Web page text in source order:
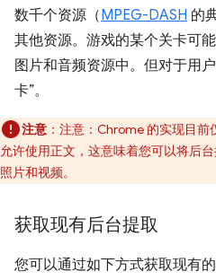
数千个资源（MPEG-DASH 的
其他资源。游戏的某个关卡可
图片和音频资源中。但对于用
卡”。
注意 ：注意：Chrome 的实现目
允许使用正文，这意味着您可以将后
照片和视频。
获取现有后台提取
您可以通过如下方式获取现有的